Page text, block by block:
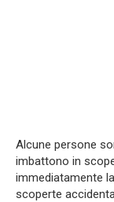
Alcune persone
imbattono in
immediatamente
scoperte